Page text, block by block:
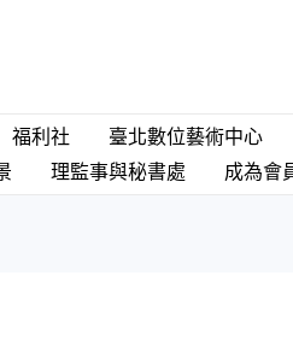
福利社 臺北數位藝術中心
理監事與秘書處 成為會